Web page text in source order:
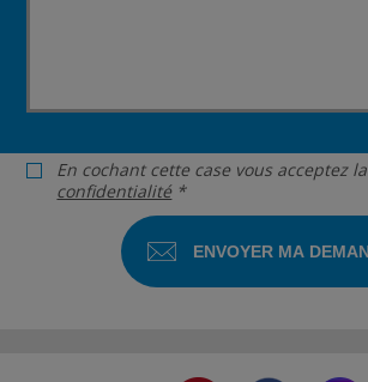
En cochant cette case vous acceptez la
confidentialité*